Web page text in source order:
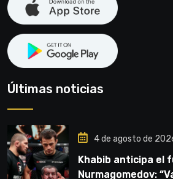
Últimas noticias
4 de agosto de
Khabib anticipa el
Nurmagomedov: